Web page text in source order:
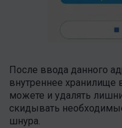
После ввода данного
внутреннее хранилище
можете и удалять
скидывать
шнура.